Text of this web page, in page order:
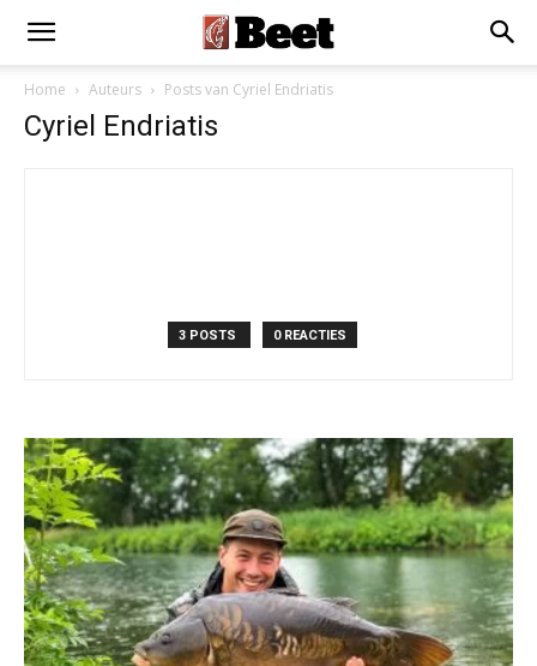
Home Auteurs Posts van Cyriel Endriatis
Cyriel Endriatis
3 POSTS 0 REACTIES